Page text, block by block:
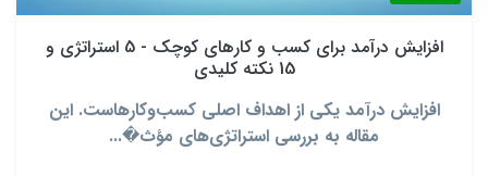
افزایش درآمد برای کسب‌ و کارهای کوچک - 5 استراتژی‌ و
15 نکته کلیدی
افزایش درآمد یکی از اهداف اصلی کسب‌وکارهاست. این
مقاله به بررسی استراتژی‌های مؤث�...